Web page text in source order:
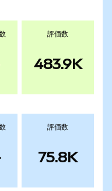
評価数
483.9K
評価数
75.8K